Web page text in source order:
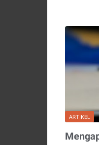
ARTIKEL